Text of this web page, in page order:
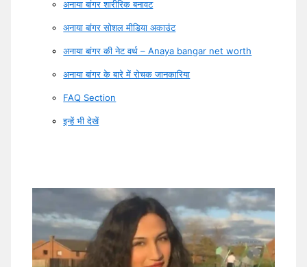
अनाया बांगर शारीरिक बनावट
अनाया बांगर सोशल मीडिया अकाउंट
अनाया बांगर की नेट वर्थ – Anaya bangar net worth
अनाया बांगर के बारे में रोचक जानकारिया
FAQ Section
इन्हें भी देखें